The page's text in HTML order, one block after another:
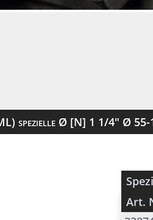
spezielle Ø [N] 1 1/4" Ø 55-
Art.